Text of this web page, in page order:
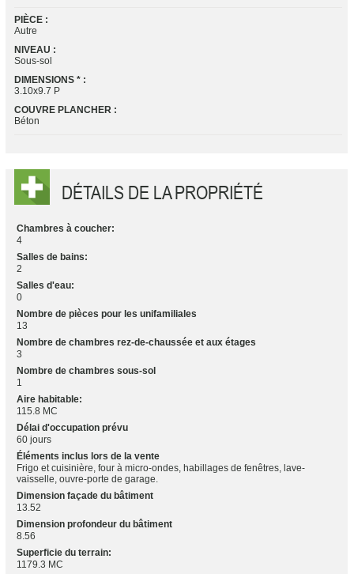
PIÈCE :
Autre
NIVEAU :
Sous-sol
DIMENSIONS * :
3.10x9.7 P
COUVRE PLANCHER :
Béton
DÉTAILS DE LA PROPRIÉTÉ
Chambres à coucher:
4
Salles de bains:
2
Salles d'eau:
0
Nombre de pièces pour les unifamiliales
13
Nombre de chambres rez-de-chaussée et aux étages
3
Nombre de chambres sous-sol
1
Aire habitable:
115.8 MC
Délai d'occupation prévu
60 jours
Éléments inclus lors de la vente
Frigo et cuisinière, four à micro-ondes, habillages de fenêtres, lave-
vaisselle, ouvre-porte de garage.
Dimension façade du bâtiment
13.52
Dimension profondeur du bâtiment
8.56
Superficie du terrain:
1179.3 MC